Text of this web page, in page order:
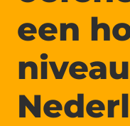
een
niveau